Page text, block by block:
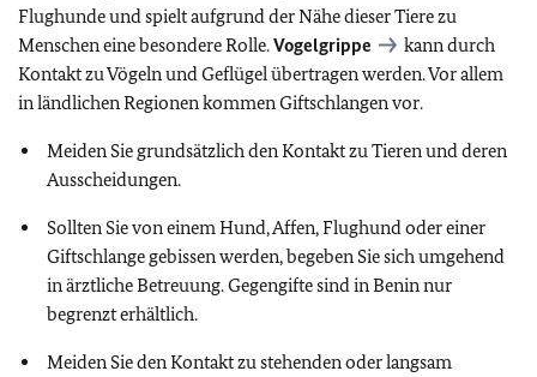
Flughunde und spielt aufgrund der Nähe dieser Tiere zu
Menschen eine besondere Rolle.Vogelgrippe
kann durch
Kontakt zu Vögeln und Geflügel übertragen werden. Vor allem
in ländlichen Regionen kommen Giftschlangen vor.
Meiden Sie grundsätzlich den Kontakt zu Tieren und deren
Ausscheidungen.
Sollten Sie von einem Hund, Affen, Flughund oder einer
Giftschlange gebissen werden, begeben Sie sich umgehend
in ärztliche Betreuung. Gegengifte sind in Benin nur
begrenzt erhältlich.
Meiden Sie den Kontakt zu stehenden oder langsam